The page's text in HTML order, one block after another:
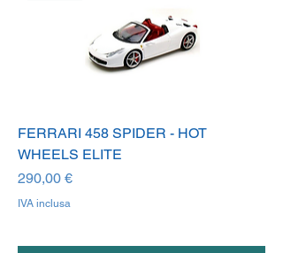
FERRARI 458 SPIDER - HOT
WHEELS ELITE
Prezzo
290,00 €
IVA inclusa